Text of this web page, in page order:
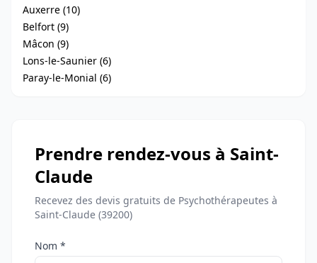
Auxerre (10)
Belfort (9)
Mâcon (9)
Lons-le-Saunier (6)
Paray-le-Monial (6)
Prendre rendez-vous à Saint-
Claude
Recevez des devis gratuits de Psychothérapeutes à
Saint-Claude (39200)
Nom *